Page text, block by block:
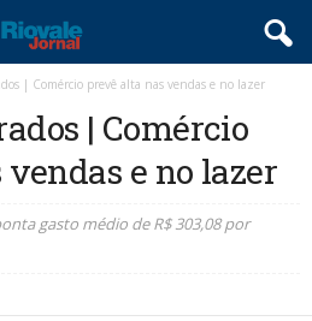
| Comércio prevê alta nas vendas e no lazer
| Comércio
e no lazer
gasto médio de R$ 303,08 por